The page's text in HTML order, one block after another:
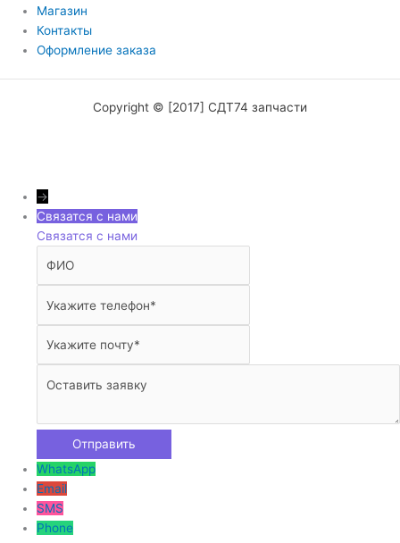
Магазин
Контакты
Оформление заказа
Copyright © [2017] СДТ74 запчасти
→
Связатся с нами
Связатся с нами
WhatsApp
Email
SMS
Phone